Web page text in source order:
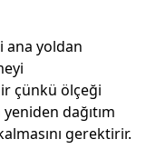
ana yoldan
çünkü ölçeği
dağıtım
gerektirir.